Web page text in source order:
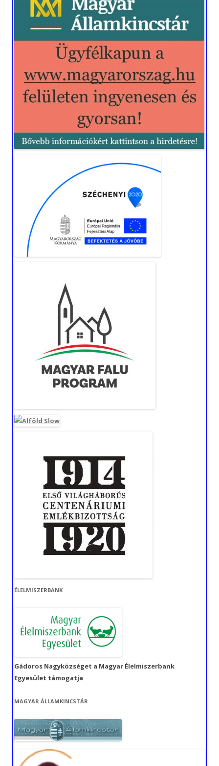
ÉLELMISZERBANK
Gádoros Nagyközséget a Magyar Élelmiszerbank
Egyesület támogatja
MAGYAR ÁLLAMKINCSTÁR